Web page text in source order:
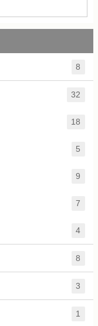
8
32
18
5
9
7
4
8
3
1